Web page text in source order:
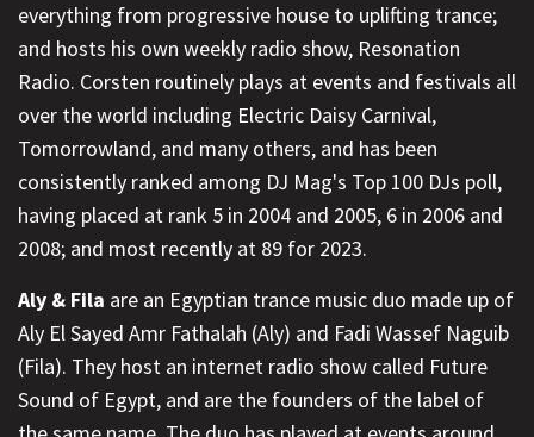
everything from progressive house to uplifting trance;
and hosts his own weekly radio show, Resonation
Radio. Corsten routinely plays at events and festivals all
over the world including Electric Daisy Carnival,
Tomorrowland, and many others, and has been
consistently ranked among DJ Mag's Top 100 DJs poll,
having placed at rank 5 in 2004 and 2005, 6 in 2006 and
2008; and most recently at 89 for 2023.
Aly & Fila are an Egyptian trance music duo made up of
Aly El Sayed Amr Fathalah (Aly) and Fadi Wassef Naguib
(Fila). They host an internet radio show called Future
Sound of Egypt, and are the founders of the label of